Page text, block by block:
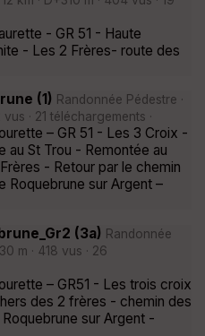
- GR 51 - Haute
- Les 2 Frères- route des
(1) Randonnée Pédestre ·
· 21 téléchargements ·
– GR 51 - Les 3 Croix -
au St Trou - Remontée au
- Retour par le chemin
Roquebrune sur Argent –
(3a) Randonnée
m · 418 vus · 26
– GR51 - Les trois croix
des 2 frères - chemin des
sur Argent -